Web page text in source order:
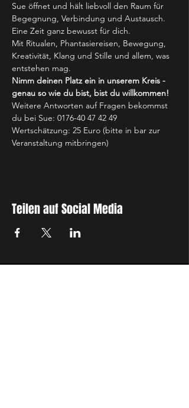
Sue öffnet und hält liebvoll den Raum für
Begegnung, Verbindung und Austausch.
Eine Zeit ganz bewusst für dich.
Mit Ritualen, Phantasiereisen, Bewegung,
Kreativität, Klang und Stille und allem, was
entstehen mag.
Nimm deinen Platz ein in unserem Kreis -
genau so wie du bist, bist du willkommen!
Weitere Antworten auf Fragen bekommst
du bei Sue: 0176-40 47 42 49
Wertschätzung: 25 Euro (bitte in bar zur
Veranstaltung mitbringen)
Teilen auf Social Media